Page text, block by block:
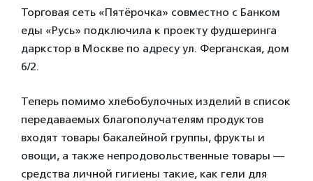
Торговая сеть «Пятёрочка» совместно с Банком
еды «Русь» подключила к проекту фудшеринга
даркстор в Москве по адресу ул. Ферганская, дом
6/2.
Теперь помимо хлебобулочных изделий в список
передаваемых благополучателям продуктов
входят товары бакалейной группы, фрукты и
овощи, а также непродовольственные товары —
средства личной гигиены такие, как гели для